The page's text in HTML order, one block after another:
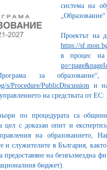
система на
Проектът на
https://
в процес на
„Програма за
s/Procedure/PublicDiscussion и
на средствата от ЕС:
по процедурата са
цел с доказан опит и
на образованието,
и служителите в България,
предоставяне на безвъзмездна
бюджет).